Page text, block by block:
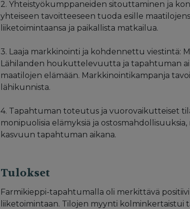
2. Yhteistyökumppaneiden sitouttaminen ja
yhteiseen tavoitteeseen tuoda esille
liiketoimintaansa ja paikallista matkailua.
3. Laaja markkinointi ja kohdennettu viestintä:
Lähilanden houkuttelevuutta ja tapahtuman
maatilojen elämään. Markkinointikampanja
lähikunnista.
4. Tapahtuman toteutus ja vuorovaikutteiset
monipuolisia elämyksiä ja
kasvuun tapahtuman aikana.
Tulokset
Farmikieppi-tapahtumalla oli merkittävä
liiketoimintaan. Tilojen myynti